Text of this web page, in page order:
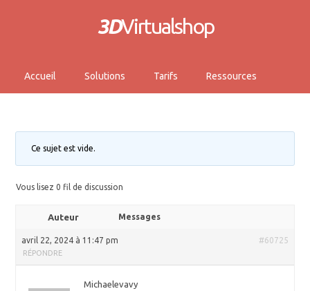
3DVirtualshop
Accueil Solutions Tarifs Ressources
Ce sujet est vide.
Vous lisez 0 fil de discussion
Auteur Messages
avril 22, 2024 à 11:47 pm #60725
RÉPONDRE
Michaelevavy